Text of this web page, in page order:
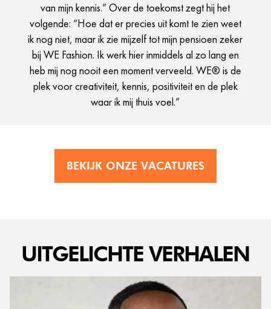
van mijn kennis.” Over de toekomst zegt hij het
volgende: “Hoe dat er precies uit komt te zien weet
ik nog niet, maar ik zie mijzelf tot mijn pensioen zeker
bij WE Fashion. Ik werk hier inmiddels al zo lang en
heb mij nog nooit een moment verveeld. WE® is de
plek voor creativiteit, kennis, positiviteit en de plek
waar ik mij thuis voel.”
BEKIJK ONZE VACATURES
UITGELICHTE VERHALEN